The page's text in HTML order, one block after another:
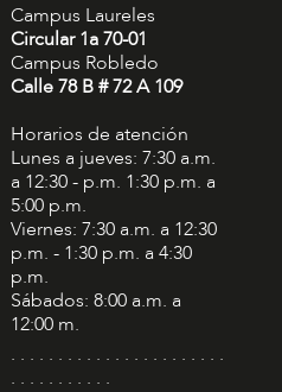
Campus Laureles
Circular 1a 70-01
Campus Robledo
Calle 78 B # 72 A 109
Horarios de atención
Lunes a jueves: 7:30 a.m.
a 12:30 - p.m. 1:30 p.m. a
5:00 p.m.
Viernes: 7:30 a.m. a 12:30
p.m. - 1:30 p.m. a 4:30
p.m.
Sábados: 8:00 a.m. a
12:00 m.
. . . . . . . . . . . . . . . . . . . . . . .
. . . . . . . . . . .